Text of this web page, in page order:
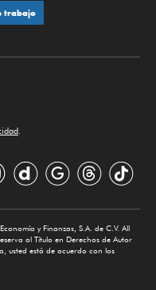
trabajo
.
y Finanzas, S.A. de C.V. All
al Título en Derechos de Autor
usted está de acuerdo con los